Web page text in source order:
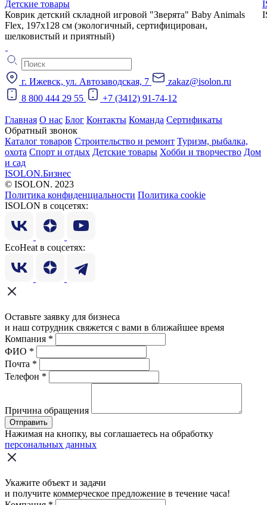
Детские товары
Коврик детский складной игровой "Зверята" Baby Animals
Flex, 197х128 см (экологичный, сертифицирован,
шелковистый и приятный)
г. Ижевск, ул. Автозаводская, 7
zakaz@isolon.ru
8 800 444 29 55
+7 (3412) 91-74-12
Главная О нас Блог Контакты Команда Сертификаты
Обратный звонок
Каталог товаров Строительство и ремонт Туризм, рыбалка,
охота Спорт и отдых Детские товары Хобби и творчество Дом
и сад
ISOLON.Бизнес
© ISOLON. 2023
Политика конфиденциальности Политика cookie
ISOLON в соцсетях:
EcoHeat в соцсетях:
Оставьте заявку для бизнеса
и наш сотрудник свяжется с вами в ближайшее время
Компания *
ФИО *
Почта *
Телефон *
Причина обращения
Отправить
Нажимая на кнопку, вы соглашаетесь на обработку
персональных данных
Укажите объект и задачи
и получите коммерческое предложение в течение часа!